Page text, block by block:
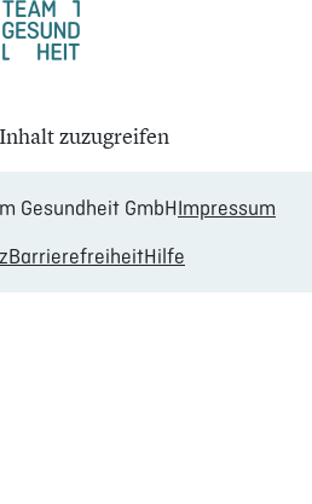
zuzugreifen
Gesundheit GmbHImpressum
BarrierefreiheitHilfe